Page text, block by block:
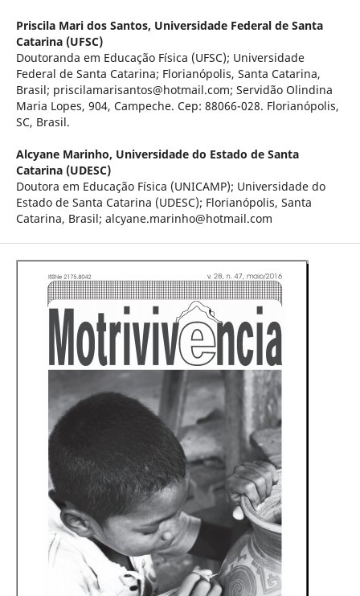
Priscila Mari dos Santos, Universidade Federal de Santa
Catarina (UFSC)
Doutoranda em Educação Física (UFSC); Universidade
Federal de Santa Catarina; Florianópolis, Santa Catarina,
Brasil; priscilamarisantos@hotmail.com; Servidão Olindina
Maria Lopes, 904, Campeche. Cep: 88066-028. Florianópolis,
SC, Brasil.
Alcyane Marinho, Universidade do Estado de Santa
Catarina (UDESC)
Doutora em Educação Física (UNICAMP); Universidade do
Estado de Santa Catarina (UDESC); Florianópolis, Santa
Catarina, Brasil; alcyane.marinho@hotmail.com